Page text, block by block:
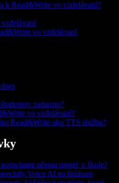
k Read&Write vo vzdelávaní?
vo vzdelávaní
zadarmo?
vo vzdelávaní?
Read&Write ako TTS služba?
učenia uspieť v škole?
Voice AI na štúdium